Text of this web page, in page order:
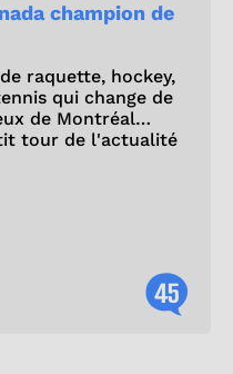
champion de
raquette, hockey,
qui change de
de Montréal…
tour de l'actualité
45